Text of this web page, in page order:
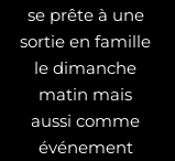
se prête à une
sortie en famille
le dimanche
matin mais
aussi comme
événement